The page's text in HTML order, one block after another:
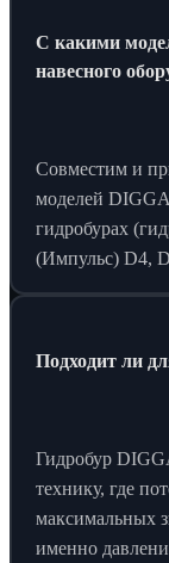
С какими
навесного
Совместим и
моделей
гидробурах
(Импульс) D4,
Подходит ли
Гидробур
технику, где
максимальных
именно